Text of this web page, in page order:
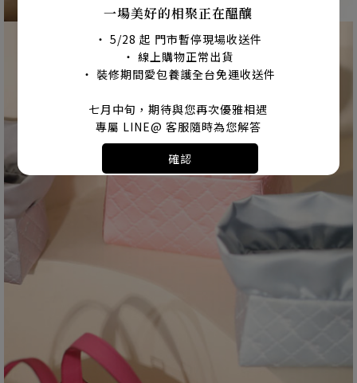
一場美好的相聚正在醞釀
・ 5/28 起 門市暫停現場收送件
・ 線上購物正常出貨
・ 裝修期間愛包養護全台免運收送件
七月中旬，期待與您再次優雅相遇
專屬 LINE@ 客服隨時為您解答
確認